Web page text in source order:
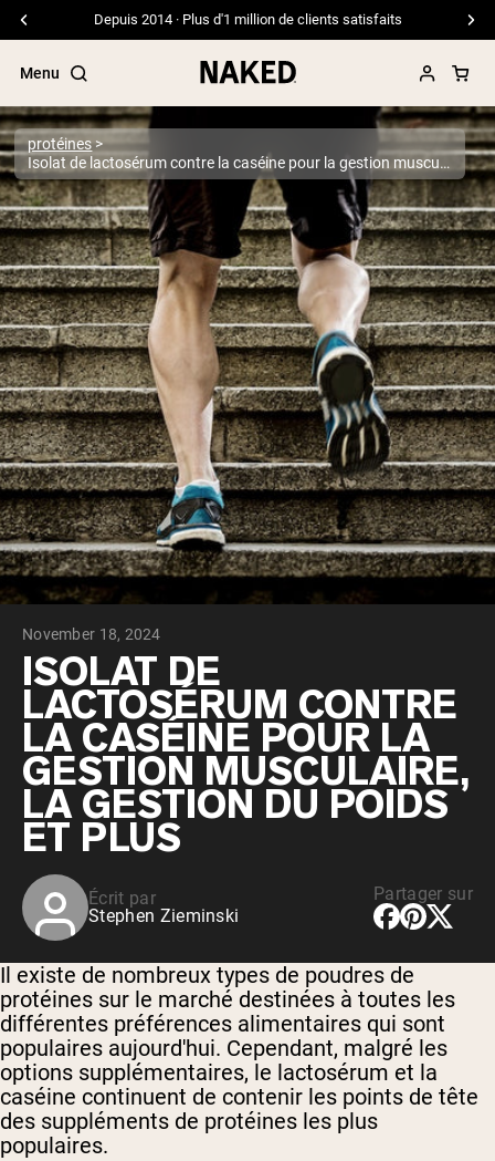
Livraison gratuite pour les commandes de 99 $ et plus
Menu
Termes de recherche populaires
”Protein Powder“
”Overnight Oats“
”Vegan protein“
”Collagen“
”Micellar Casein“
PROTÉINES EN POUDREMeilleure Vente
Protéine de pois
Protéine de Whey en Poudre
Peptides de collagène
Whey au chocolat issu de vaches
nourries à l'herbe
Whey de lait de vache nourrie à l'herbe à
la vanille
Whey de vache nourrie à l'herbe
Shop All Protéines En Poudre
PROTÉINES VÉGANES
Protéine de pois
Shop All Protéines Véganes
protéines
Isolat de lactosérum contre la caséine pour la gestion musculaire, la gestion du poids et plus
November 18, 2024
ISOLAT DE
LACTOSÉRUM CONTRE
LA CASÉINE POUR LA
GESTION MUSCULAIRE,
LA GESTION DU POIDS
ET PLUS
Écrit par
Stephen Zieminski
Partager sur
Il existe de nombreux types de poudres de
protéines sur le marché destinées à toutes les
différentes préférences alimentaires qui sont
populaires aujourd'hui. Cependant, malgré les
options supplémentaires, le lactosérum et la
caséine continuent de contenir les points de tête
des suppléments de protéines les plus
populaires.